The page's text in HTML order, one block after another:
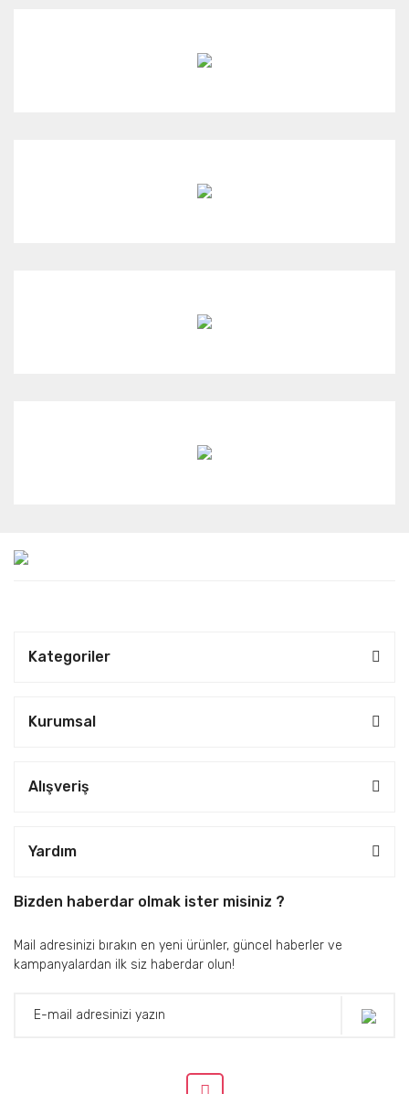
Kategoriler
Kurumsal
Alışveriş
Yardım
Bizden haberdar olmak ister misiniz ?
Mail adresinizi bırakın en yeni ürünler, güncel haberler ve
kampanyalardan ilk siz haberdar olun!